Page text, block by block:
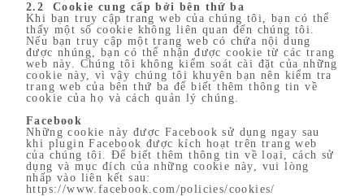
2.2 Cookie cung cấp bởi bên thứ ba
Khi bạn truy cập trang web của chúng tôi, bạn có thể
thấy một số cookie không liên quan đến chúng tôi.
Nếu bạn truy cập một trang web có chứa nội dung
được nhúng, bạn có thể nhận được cookie từ các trang
web này. Chúng tôi không kiểm soát cài đặt của những
cookie này, vì vậy chúng tôi khuyên bạn nên kiểm tra
trang web của bên thứ ba để biết thêm thông tin về
cookie của họ và cách quản lý chúng.
Facebook
Những cookie này được Facebook sử dụng ngay sau
khi plugin Facebook được kích hoạt trên trang web
của chúng tôi. Để biết thêm thông tin về loại, cách sử
dụng và mục đích của những cookie này, vui lòng
nhấp vào liên kết sau:
https://www.facebook.com/policies/cookies/